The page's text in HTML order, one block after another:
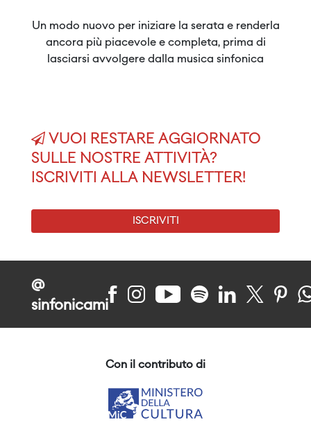
Un modo nuovo per iniziare la serata e renderla
ancora più piacevole e completa, prima di
lasciarsi avvolgere dalla musica sinfonica
VUOI RESTARE AGGIORNATO
SULLE NOSTRE ATTIVITÀ?
ISCRIVITI ALLA NEWSLETTER!
ISCRIVITI
@
sinfonicami
Con il contributo di